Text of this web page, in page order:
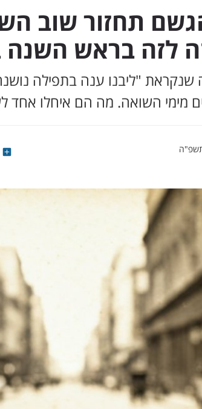
תחזור שוב
לזה בראש
"ליבנו ענה בתפילה
מימי השואה. מה הם איחלו אחד